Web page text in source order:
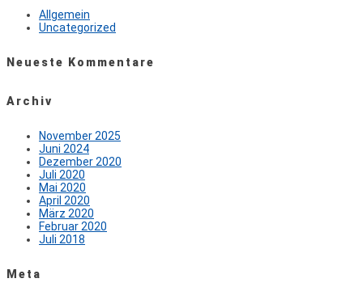
Allgemein
Uncategorized
Neueste Kommentare
Archiv
November 2025
Juni 2024
Dezember 2020
Juli 2020
Mai 2020
April 2020
März 2020
Februar 2020
Juli 2018
Meta